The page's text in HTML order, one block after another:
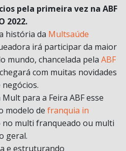
pela primeira vez na ABF
2022.
história da Multsaúde
irá participar da maior
mundo, chancelada pela ABF
com muitas novidades
para a Feira ABF esse
modelo de franquia in
no multi franqueado ou multi
geral.
e estruturando